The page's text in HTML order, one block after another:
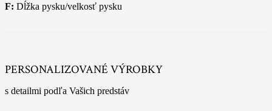
F: Dĺžka pysku/velkosť pysku
PERSONALIZOVANÉ VÝROBKY
s detailmi podľa Vašich predstáv